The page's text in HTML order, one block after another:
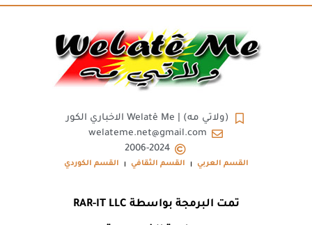
(ولاتي مه) | Welatê Me الاخباري الكور
welateme.net@gmail.com
2006-2024
القسم العربي القسم الثقافي القسم الكوردي
تمت البرمجة بواسطة RAR-IT LLC